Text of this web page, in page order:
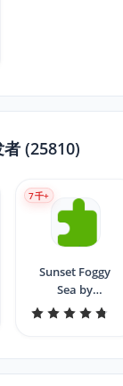
(25810)
Sunset Foggy
Sea by
MaDonna
7千+